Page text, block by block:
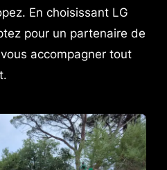
En choisissant LG
pour un partenaire de
accompagner tout